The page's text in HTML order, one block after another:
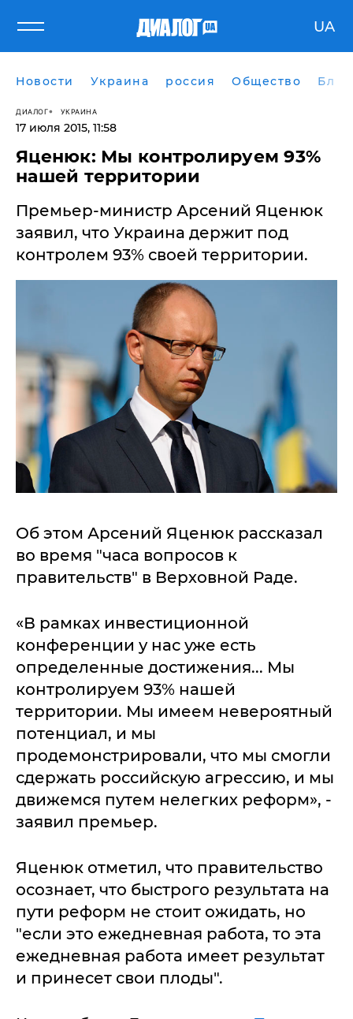
UA
Новости Украина россия Общество
ДИАЛОГ УКРАИНА
17 июля 2015, 11:58
Яценюк: Мы контролируем 93%
нашей территории
Премьер-министр Арсений Яценюк
заявил, что Украина держит под
контролем 93% своей территории.
Об этом Арсений Яценюк рассказал
во время "часа вопросов к
правительств" в Верховной Раде.
«В рамках инвестиционной
конференции у нас уже есть
определенные достижения... Мы
контролируем 93% нашей
территории. Мы имеем невероятный
потенциал, и мы
продемонстрировали, что мы смогли
сдержать российскую агрессию, и мы
движемся путем нелегких реформ», -
заявил премьер.
Яценюк отметил, что правительство
осознает, что быстрого результата на
пути реформ не стоит ожидать, но
"если это ежедневная работа, то эта
ежедневная работа имеет результат
и принесет свои плоды".